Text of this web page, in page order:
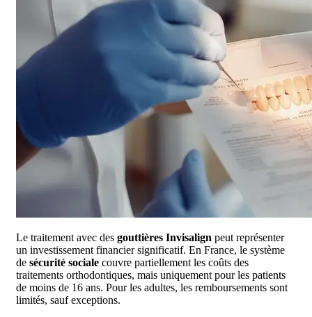
Le traitement avec des gouttières Invisalign peut représenter
un investissement financier significatif. En France, le système
de sécurité sociale couvre partiellement les coûts des
traitements orthodontiques, mais uniquement pour les patients
de moins de 16 ans. Pour les adultes, les remboursements sont
limités, sauf exceptions.